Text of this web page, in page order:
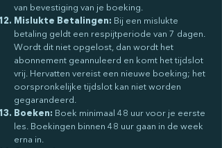
van bevestiging van je boeking.
Mislukte Betalingen: Bij een mislukte
betaling geldt een respijtperiode van 7 dagen.
Wordt dit niet opgelost, dan wordt het
abonnement geannuleerd en komt het tijdslot
vrij. Hervatten vereist een nieuwe boeking; het
oorspronkelijke tijdslot kan niet worden
gegarandeerd.
Boeken: Boek minimaal 48 uur voor je eerste
les. Boekingen binnen 48 uur gaan in de week
erna in.